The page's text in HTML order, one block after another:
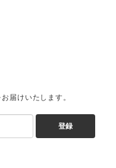
届けいたします。
登録